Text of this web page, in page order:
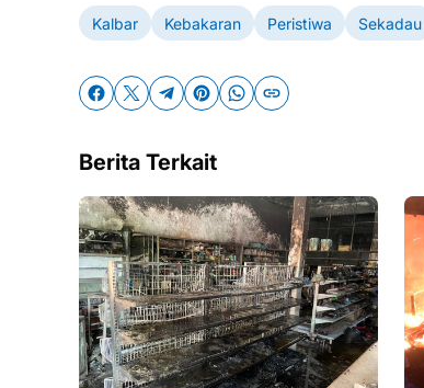
Kalbar Kebakaran Peristiwa Sekadau
Berita Terkait